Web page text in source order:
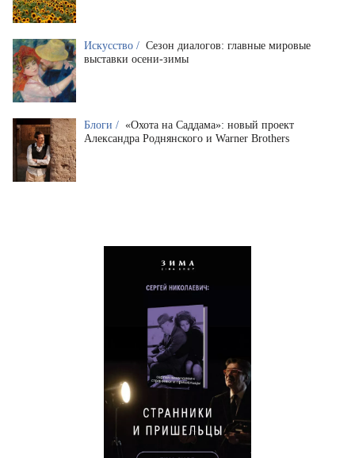
Искусство / Сезон диалогов: главные мировые
выставки осени-зимы
Блоги / «Охота на Саддама»: новый проект
Александра Роднянского и Warner Brothers